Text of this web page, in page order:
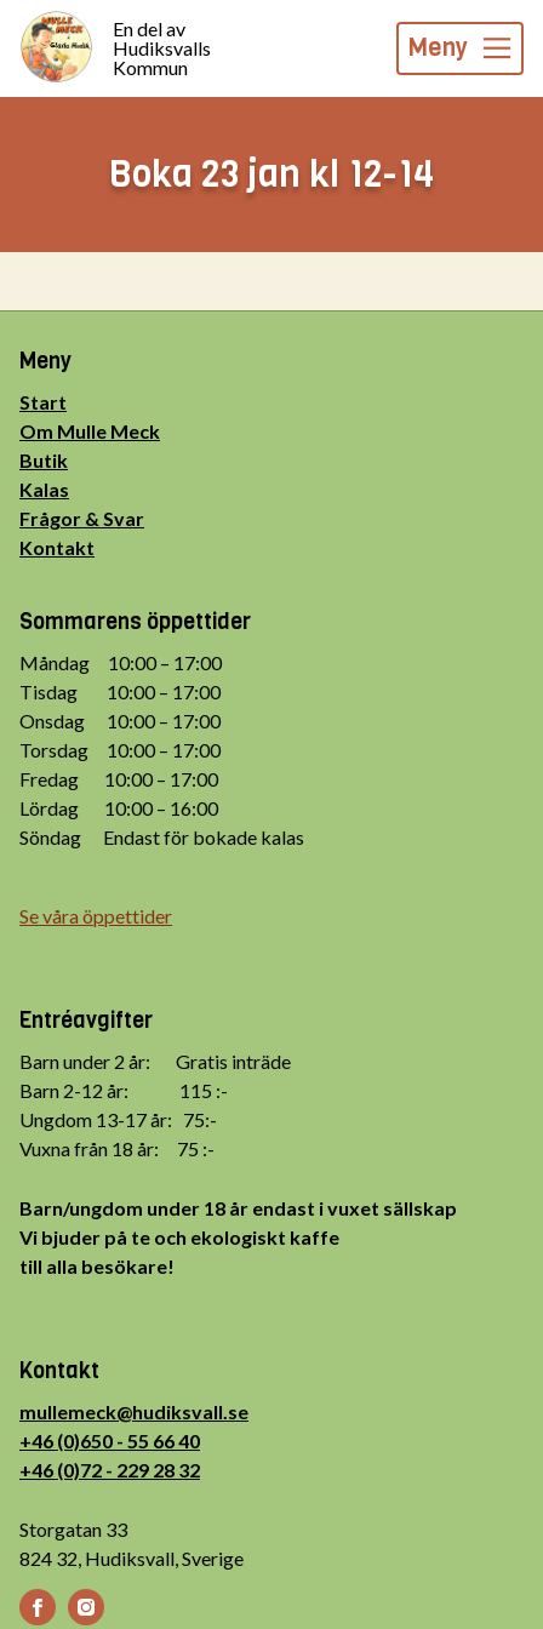
En del av
Hudiksvalls
Kommun
Meny
Boka 23 jan kl 12-14
Meny
Start
Om Mulle Meck
Butik
Kalas
Frågor & Svar
Kontakt
Sommarens öppettider
Måndag 10:00 – 17:00
Tisdag 10:00 – 17:00
Onsdag 10:00 – 17:00
Torsdag 10:00 – 17:00
Fredag 10:00 – 17:00
Lördag 10:00 – 16:00
Söndag Endast för bokade kalas
Se våra öppettider
Entréavgifter
Barn under 2 år: Gratis inträde
Barn 2-12 år: 115 :-
Ungdom 13-17 år: 75:-
Vuxna från 18 år: 75 :-
Barn/ungdom under 18 år endast i vuxet sällskap
Vi bjuder på te och ekologiskt kaffe
till alla besökare!
Kontakt
mullemeck@hudiksvall.se
+46 (0)650 - 55 66 40
+46 (0)72 - 229 28 32
Storgatan 33
824 32, Hudiksvall, Sverige